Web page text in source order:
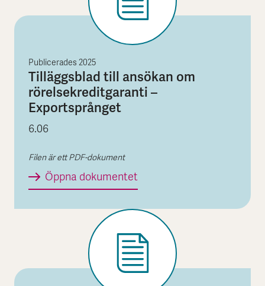
Publicerades 2025
Tilläggsblad till ansökan om
rörelsekreditgaranti –
Exportsprånget
6.06
Filen är ett PDF-dokument
Öppna dokumentetTilläggsblad till ansökan